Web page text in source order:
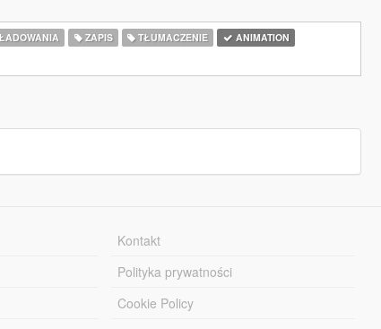
ZAPIS TŁUMACZENIE
ANIMATION
Kontakt
Polityka prywatności
Cookie Policy